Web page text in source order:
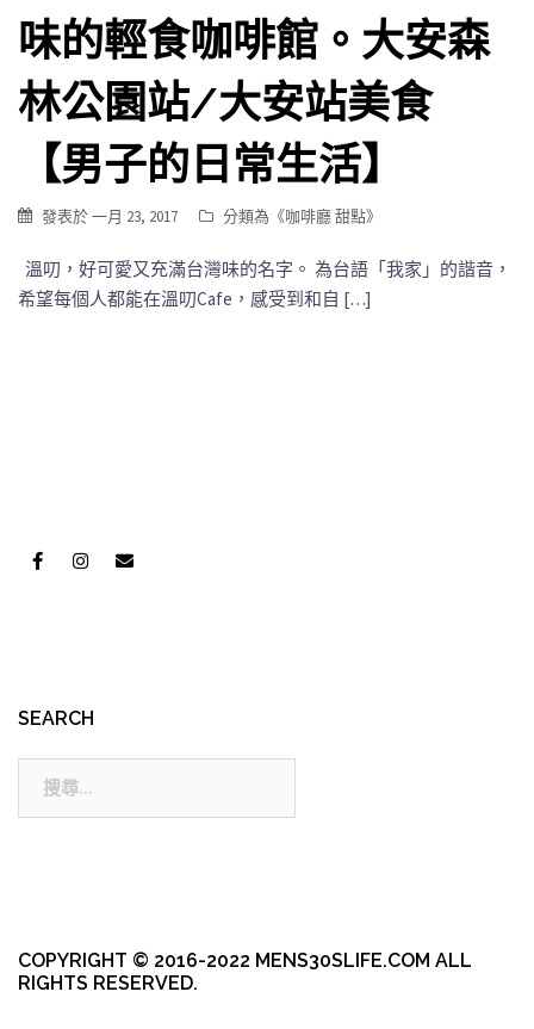
味的輕食咖啡館。大安森
林公園站/大安站美食
【男子的日常生活】
發表於一月 23, 2017 分類為《咖啡廳 甜點》
溫叨，好可愛又充滿台灣味的名字。 為台語「我家」的諧音，
希望每個人都能在溫叨Cafe，感受到和自 […]
SEARCH
COPYRIGHT © 2016-2022 MENS30SLIFE.COM ALL
RIGHTS RESERVED.